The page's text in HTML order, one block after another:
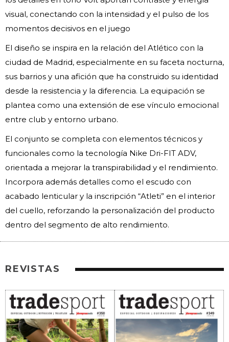
visual, conectando con la intensidad y el pulso de los
momentos decisivos en el juego
El diseño se inspira en la relación del Atlético con la
ciudad de Madrid, especialmente en su faceta nocturna,
sus barrios y una afición que ha construido su identidad
desde la resistencia y la diferencia. La equipación se
plantea como una extensión de ese vínculo emocional
entre club y entorno urbano.
El conjunto se completa con elementos técnicos y
funcionales como la tecnología Nike Dri-FIT ADV,
orientada a mejorar la transpirabilidad y el rendimiento.
Incorpora además detalles como el escudo con
acabado lenticular y la inscripción “Atleti” en el interior
del cuello, reforzando la personalización del producto
dentro del segmento de alto rendimiento.
REVISTAS